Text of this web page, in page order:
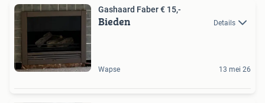
Gashaard Faber € 15,-
Bieden Details
Wapse 13 mei 26